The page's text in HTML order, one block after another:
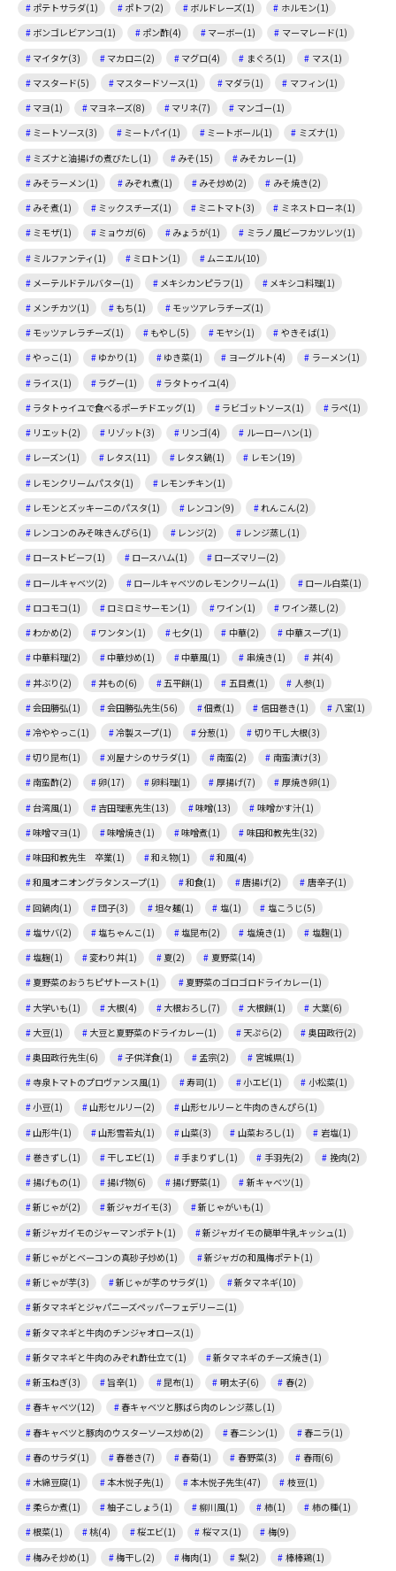
ポテトサラダ(1)
ポトフ(2) ボルドレーズ(1)
ホルモン(1)
ボンゴレビアンコ(1)
ポン酢(4) マーボー(1)
マーマレード(1)
マイタケ(3)
マカロニ(2) マグロ(4) まぐろ(1)
マス(1)
マスタード(5)
マスタードソース(1) マダラ(1)
マフィン(1)
マヨ(1)
マヨネーズ(8) マリネ(7)
マンゴー(1)
ミートソース(3)
ミートパイ(1) ミートボール(1)
ミズナ(1)
ミズナと油揚げの煮びたし(1)
みそ(15)
みそカレー(1)
みそラーメン(1)
みぞれ煮(1) みそ炒め(2)
みそ焼き(2)
みそ煮(1)
ミックスチーズ(1) ミニトマト(3)
ミネストローネ(1)
ミモザ(1)
ミョウガ(6) みょうが(1)
ミラノ風ビーフカツレツ(1)
ミルファンティ(1)
ミロトン(1)
ムニエル(10)
メーテルドテルバター(1)
メキシカンピラフ(1)
メキシコ料理(1)
メンチカツ(1)
もち(1)
モッツアレラチーズ(1)
モッツァレラチーズ(1)
もやし(5) モヤシ(1)
やきそば(1)
やっこ(1)
ゆかり(1) ゆき菜(1) ヨーグルト(4)
ラーメン(1)
ライス(1)
ラグー(1)
ラタトゥイユ(4)
ラタトゥイユで食べるポーチドエッグ(1)
ラビゴットソース(1)
ラペ(1)
リエット(2)
リゾット(3) リンゴ(4)
ルーローハン(1)
レーズン(1)
レタス(11) レタス鍋(1)
レモン(19)
レモンクリームパスタ(1)
レモンチキン(1)
レモンとズッキーニのパスタ(1)
レンコン(9)
れんこん(2)
レンコンのみそ味きんぴら(1)
レンジ(2)
レンジ蒸し(1)
ローストビーフ(1)
ロースハム(1)
ローズマリー(2)
ロールキャベツ(2)
ロールキャベツのレモンクリーム(1)
ロール白菜(1)
ロコモコ(1)
ロミロミサーモン(1) ワイン(1)
ワイン蒸し(2)
わかめ(2)
ワンタン(1) 七夕(1) 中華(2)
中華スープ(1)
中華料理(2)
中華炒め(1) 中華風(1) 串焼き(1)
丼(4)
丼ぶり(2)
丼もの(6) 五平餅(1) 五目煮(1)
人参(1)
会田勝弘(1)
会田勝弘先生(56) 佃煮(1) 信田巻き(1)
八宝(1)
冷ややっこ(1)
冷製スープ(1) 分葱(1)
切り干し大根(3)
切り昆布(1)
刈屋ナシのサラダ(1) 南蛮(2)
南蛮漬け(3)
南蛮酢(2)
卵(17) 卵料理(1) 厚揚げ(7)
厚焼き卵(1)
台湾風(1)
吉田理恵先生(13) 味噌(13)
味噌かす汁(1)
味噌マヨ(1)
味噌焼き(1) 味噌煮(1)
味田和教先生(32)
味田和教先生 卒業(1)
和え物(1)
和風(4)
和風オニオングラタンスープ(1)
和食(1) 唐揚げ(2)
唐辛子(1)
回鍋肉(1)
団子(3) 坦々麺(1) 塩(1)
塩こうじ(5)
塩サバ(2)
塩ちゃんこ(1) 塩昆布(2) 塩焼き(1)
塩麴(1)
塩麹(1)
変わり丼(1) 夏(2)
夏野菜(14)
夏野菜のおうちピザトースト(1)
夏野菜のゴロゴロドライカレー(1)
大学いも(1)
大根(4) 大根おろし(7) 大根餅(1)
大葉(6)
大豆(1)
大豆と夏野菜のドライカレー(1) 天ぷら(2)
奥田政行(2)
奥田政行先生(6)
子供洋食(1) 孟宗(2)
宮城県(1)
寺泉トマトのプロヴァンス風(1)
寿司(1) 小エビ(1)
小松菜(1)
小豆(1)
山形セルリー(2)
山形セルリーと牛肉のきんぴら(1)
山形牛(1)
山形雪若丸(1) 山菜(3) 山菜おろし(1)
岩塩(1)
巻きずし(1)
干しエビ(1) 手まりずし(1) 手羽先(2)
挽肉(2)
揚げもの(1)
揚げ物(6) 揚げ野菜(1)
新キャベツ(1)
新じゃが(2)
新ジャガイモ(3)
新じゃがいも(1)
新ジャガイモのジャーマンポテト(1)
新ジャガイモの簡単牛乳キッシュ(1)
新じゃがとベーコンの真砂子炒め(1)
新ジャガの和風梅ポテト(1)
新じゃが芋(3)
新じゃが芋のサラダ(1)
新タマネギ(10)
新タマネギとジャパニーズペッパーフェデリーニ(1)
新タマネギと牛肉のチンジャオロース(1)
新タマネギと牛肉のみぞれ酢仕立て(1)
新タマネギのチーズ焼き(1)
新玉ねぎ(3)
旨辛(1) 昆布(1) 明太子(6)
春(2)
春キャベツ(12)
春キャベツと豚ばら肉のレンジ蒸し(1)
春キャベツと豚肉のウスターソース炒め(2)
春ニシン(1)
春ニラ(1)
春のサラダ(1)
春巻き(7) 春菊(1) 春野菜(3)
春雨(6)
木綿豆腐(1)
本木悦子先(1) 本木悦子先生(47)
枝豆(1)
柔らか煮(1)
柚子こしょう(1) 柳川風(1) 柿(1)
柿の種(1)
根菜(1)
桃(4) 桜エビ(1) 桜マス(1)
梅(9)
梅みそ炒め(1)
梅干し(2) 梅肉(1) 梨(2) 棒棒鶏(1)